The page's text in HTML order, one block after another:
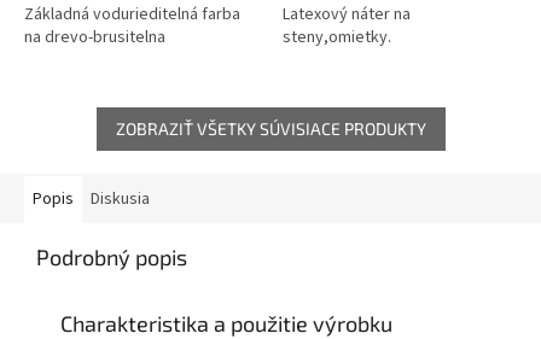
Základná vodurieditelná farba
na drevo-brusitelna
Latexový náter na
steny,omietky.
ZOBRAZIŤ VŠETKY SÚVISIACE PRODUKTY
Popis Diskusia
Podrobný popis
Charakteristika a použitie výrobku